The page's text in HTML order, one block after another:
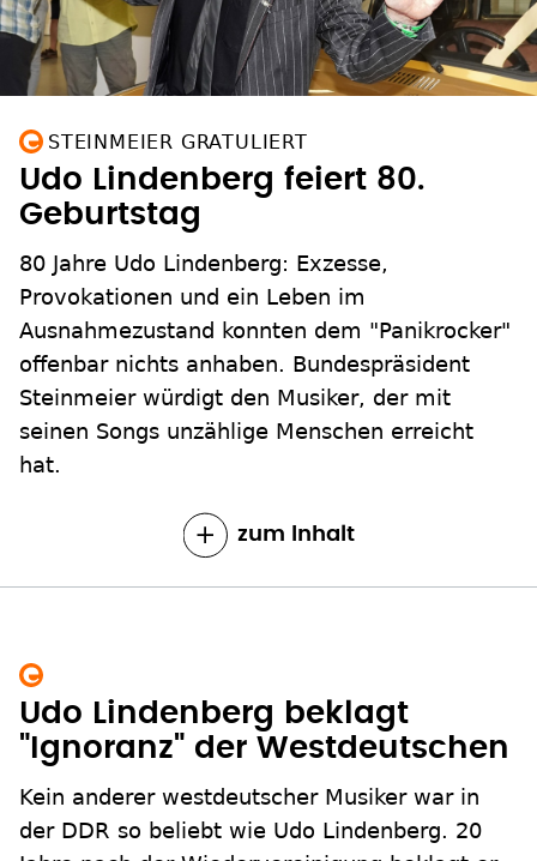
STEINMEIER GRATULIERT
Udo Lindenberg feiert 80.
Geburtstag
80 Jahre Udo Lindenberg: Exzesse,
Provokationen und ein Leben im
Ausnahmezustand konnten dem "Panikrocker"
offenbar nichts anhaben. Bundespräsident
Steinmeier würdigt den Musiker, der mit
seinen Songs unzählige Menschen erreicht
hat.
zum Inhalt
Udo Lindenberg beklagt
"Ignoranz" der Westdeutschen
Kein anderer westdeutscher Musiker war in
der DDR so beliebt wie Udo Lindenberg. 20